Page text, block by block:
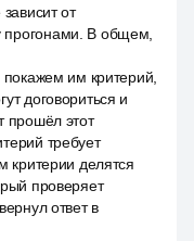
от
прогонами. В общем,
им критерий,
договориться и
прошёл этот
требует
критерии делятся
проверяет
ответ в